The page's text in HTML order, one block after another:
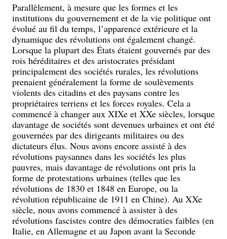
Parallèlement, à mesure que les formes et les
institutions du gouvernement et de la vie politique ont
évolué au fil du temps, l’apparence extérieure et la
dynamique des révolutions ont également changé.
Lorsque la plupart des États étaient gouvernés par des
rois héréditaires et des aristocrates présidant
principalement des sociétés rurales, les révolutions
prenaient généralement la forme de soulèvements
violents des citadins et des paysans contre les
propriétaires terriens et les forces royales. Cela a
commencé à changer aux XIXe et XXe siècles, lorsque
davantage de sociétés sont devenues urbaines et ont été
gouvernées par des dirigeants militaires ou des
dictateurs élus. Nous avons encore assisté à des
révolutions paysannes dans les sociétés les plus
pauvres, mais davantage de révolutions ont pris la
forme de protestations urbaines (telles que les
révolutions de 1830 et 1848 en Europe, ou la
révolution républicaine de 1911 en Chine). Au XXe
siècle, nous avons commencé à assister à des
révolutions fascistes contre des démocraties faibles (en
Italie, en Allemagne et au Japon avant la Seconde